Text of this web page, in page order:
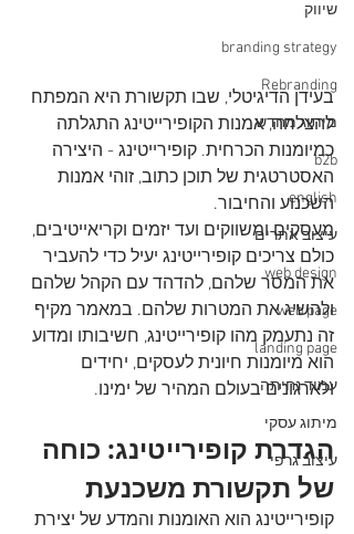
שיווק
branding strategy
Rebranding
מיתוג מחדש
b2b
english
עיצוב אתרים
web design
web page
landing page
עמוד נחיתה
מיתוג עסקי
עיצוב גרפי
בעידן הדיגיטלי, שבו תקשורת היא המפתח
להצלחה, אמנות הקופירייטינג התגלתה
כמיומנות הכרחית. קופירייטינג - היצירה
האסטרטגית של תוכן כתוב, זוהי אמנות
השכנוע והחיבור.
מעסקים ומשווקים ועד יזמים וקריאייטיבים,
כולם צריכים קופירייטינג יעיל כדי להעביר
את המסר שלהם, להדהד עם הקהל שלהם
ולהשיג את המטרות שלהם. במאמר מקיף
זה נתעמק מהו קופירייטינג, חשיבותו ומדוע
הוא מיומנות חיונית לעסקים, יחידים
ולארגונים בעולם המהיר של ימינו.
הגדרת קופירייטינג: כוחה
של תקשורת משכנעת
קופירייטינג הוא האומנות והמדע של יצירת